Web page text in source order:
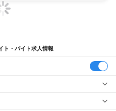
ト・バイト求人情報